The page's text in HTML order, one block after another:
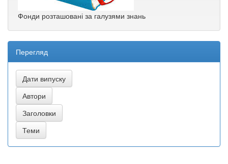
Фонди розташовані за галузями знань
Перегляд